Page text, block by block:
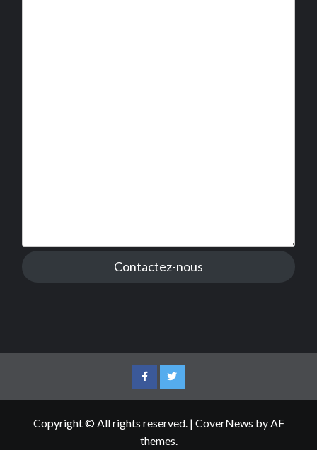
Contactez-nous
FacebookTwitter
Copyright © All rights reserved. | CoverNews by AF
themes.